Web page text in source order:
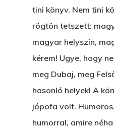
tini könyv. Nem tini
rögtön tetszett:
magyar helyszín,
kérem! Ugye, hogy
meg Dubaj, meg
hasonló helyek! A
jópofa volt.
humorral, amire